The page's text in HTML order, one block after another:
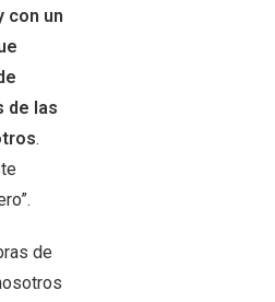
con un
de las
.
de